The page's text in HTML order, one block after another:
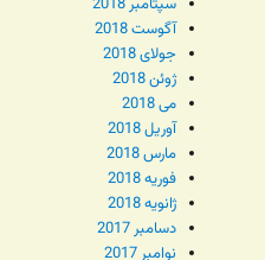
سپتامبر 2018
آگوست 2018
جولای 2018
ژوئن 2018
می 2018
آوریل 2018
مارس 2018
فوریه 2018
ژانویه 2018
دسامبر 2017
نوامبر 2017